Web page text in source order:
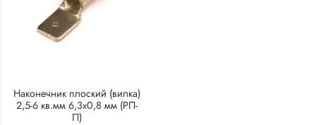
Наконечник плоский (вилка)
2,5-6 кв.мм 6,3х0,8 мм (РП-
П)